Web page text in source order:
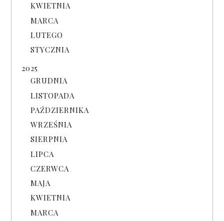
KWIETNIA
MARCA
LUTEGO
STYCZNIA
2025
GRUDNIA
LISTOPADA
PAŹDZIERNIKA
WRZEŚNIA
SIERPNIA
LIPCA
CZERWCA
MAJA
KWIETNIA
MARCA